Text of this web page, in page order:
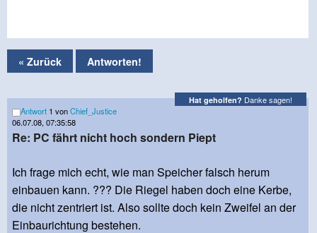
« Zurück Antworten!
Hat geholfen? Danke sagen!
Antwort 1 vonChief_Justice
06.07.08, 07:35:58
Re: PC fährt nicht hoch sondern Piept
Ich frage mich echt, wie man Speicher falsch herum
einbauen kann. ??? Die Riegel haben doch eine Kerbe,
die nicht zentriert ist. Also sollte doch kein Zweifel an der
Einbaurichtung bestehen.